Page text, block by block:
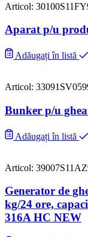
Articol:
Aparat p/u
Adăugați în listă
Articol:
Bunker p/u
Adăugați în listă
Articol:
Generator de
kg/24 ore,
316A HC NEW